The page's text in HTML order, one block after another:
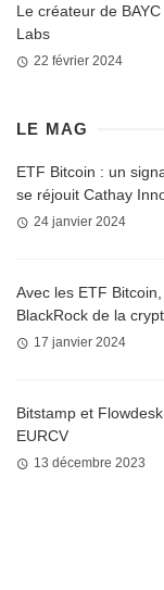
Le créateur de
Labs
22 février 2024
LE MAG
ETF Bitcoin : un
se réjouit Cathay
24 janvier 2024
Avec les ETF
BlackRock de la
17 janvier 2024
Bitstamp et
EURCV
13 décembre 2023